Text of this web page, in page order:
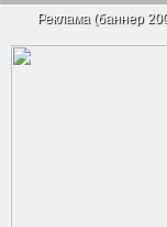
Реклама (баннер